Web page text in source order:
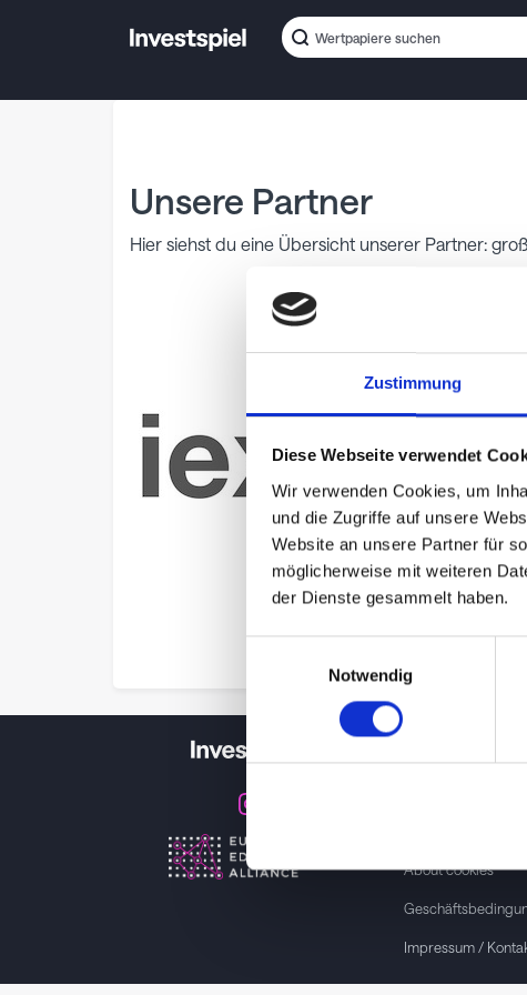
Zustimmung
Diese Webseite verwendet
Wir verwenden Cookies, um
und die Zugriffe auf unsere
Website an unsere Partner für
möglicherweise mit weiteren
der Dienste gesammelt haben.
Notwendig
Unsere Partner
Hier siehst du eine Übersicht unserer Partner:
About cookies
Impressum /